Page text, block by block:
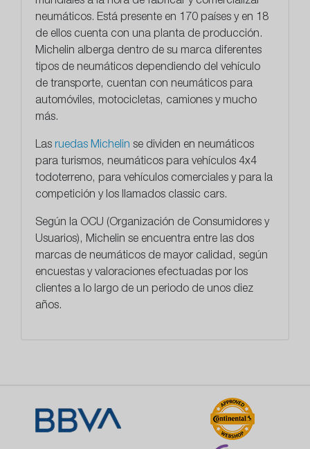
neumáticos. Está presente en 170 países y en 18
de ellos cuenta con una planta de producción.
Michelin alberga dentro de su marca diferentes
tipos de neumáticos dependiendo del vehículo
de transporte, cuentan con neumáticos para
automóviles, motocicletas, camiones y mucho
más.
Las ruedas Michelin se dividen en neumáticos
para turismos, neumáticos para vehículos 4x4
todoterreno, para vehículos comerciales y para la
competición y los llamados classic cars.
Según la OCU (Organización de Consumidores y
Usuarios), Michelin se encuentra entre las dos
marcas de neumáticos de mayor calidad, según
encuestas y valoraciones efectuadas por los
clientes a lo largo de un periodo de unos diez
años.